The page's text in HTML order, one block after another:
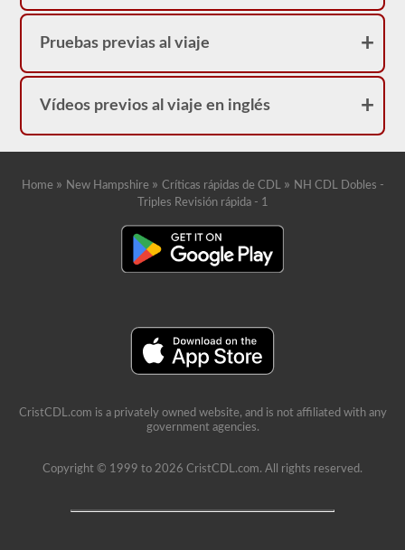
Pruebas previas al viaje
Vídeos previos al viaje en inglés
Home » New Hampshire » Críticas rápidas de CDL » NH CDL Dobles -
Triples Revisión rápida - 1
CristCDL.com is a privately owned website, and is not affiliated with any
government agencies.
Copyright © 1999 to 2026 CristCDL.com. All rights reserved.